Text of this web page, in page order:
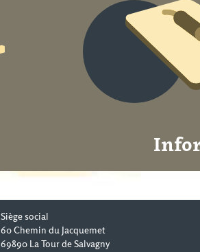
Siège social
60 Chemin du Jacquemet
69890 La Tour de Salvagny